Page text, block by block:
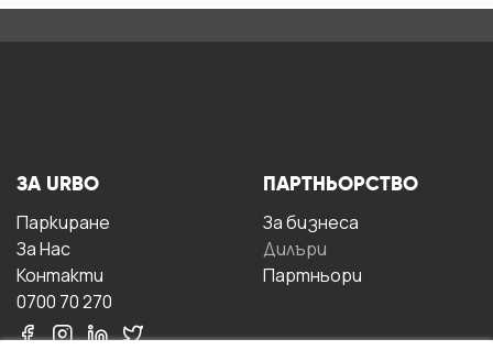
ЗА URBO
Паркиране
За Hас
Контакти
0700 70 270
ПАРТНЬОРСТВО
За бизнесa
Дилъри
Партньори